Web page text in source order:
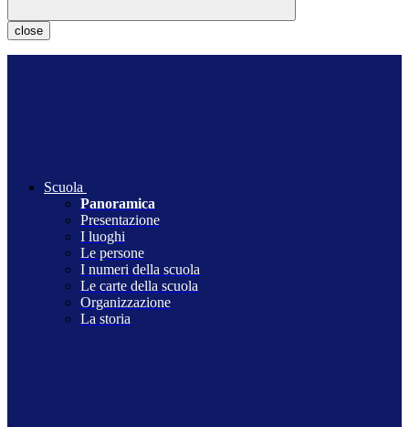
close
Scuola
Panoramica
Presentazione
I luoghi
Le persone
I numeri della scuola
Le carte della scuola
Organizzazione
La storia